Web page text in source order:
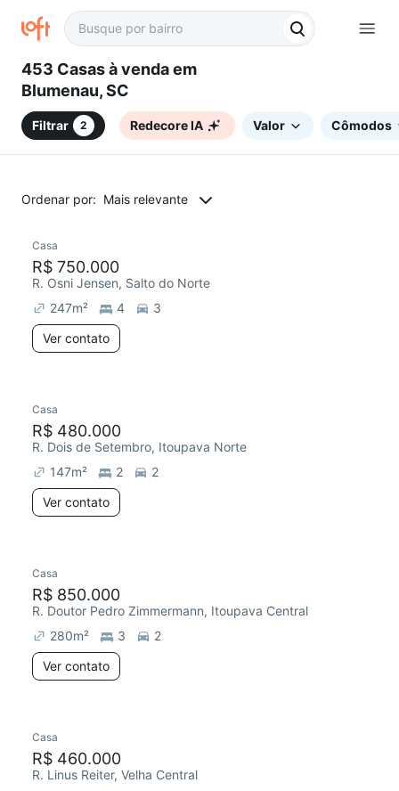
453 Casas à venda em
Blumenau, SC
Filtrar 2 Redecore IA Valor Cômodos
Ordenar por: Mais relevante
Casa
R$ 750.000
R. Osni Jensen, Salto do Norte
247m² 4
3
Ver contato
Casa
R$ 480.000
R. Dois de Setembro, Itoupava Norte
147m² 2
2
Ver contato
Casa
R$ 850.000
R. Doutor Pedro Zimmermann, Itoupava Central
280m² 3
2
Ver contato
Casa
R$ 460.000
R. Linus Reiter, Velha Central